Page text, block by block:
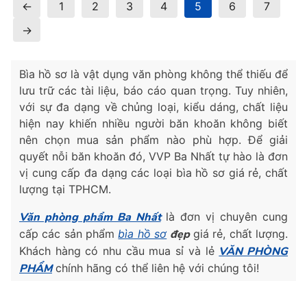
← 1 2 3 4 5 6
7
→
Bìa hồ sơ là vật dụng văn phòng không thể thiếu để
lưu trữ các tài liệu, báo cáo quan trọng. Tuy nhiên,
với sự đa dạng về chủng loại, kiểu dáng, chất liệu
hiện nay khiến nhiều người băn khoăn không biết
nên chọn mua sản phẩm nào phù hợp. Để giải
quyết nỗi băn khoăn đó, VVP Ba Nhất tự hào là đơn
vị cung cấp đa dạng các loại bìa hồ sơ giá rẻ, chất
lượng tại TPHCM.
Văn phòng phẩm Ba Nhấtlà đơn vị chuyên cung
cấp các sản phẩmbìa hồ sơđẹpgiá rẻ, chất lượng.
Khách hàng có nhu cầu mua sỉ và lẻ VĂN PHÒNG
PHẨMchính hãng có thể liên hệ với chúng tôi!